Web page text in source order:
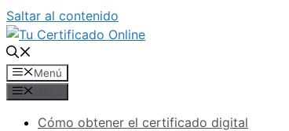
Saltar al contenido
Menú
Cómo obtener el certificado digital